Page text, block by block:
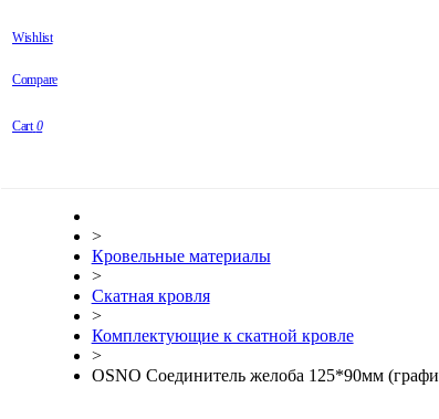
Wishlist
Compare
Cart 0
>
Кровельные материалы
>
Скатная кровля
>
Комплектующие к скатной кровле
>
OSNO Соединитель желоба 125*90мм